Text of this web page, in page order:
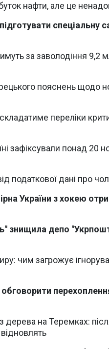
нафти, але це
спеціальну
за заволодіння 9,2
пояснень щодо
переліки
зафіксували понад 20
податкової дані про
України з хокею
знищила депо
чим загрожує
дерева на Теремках: